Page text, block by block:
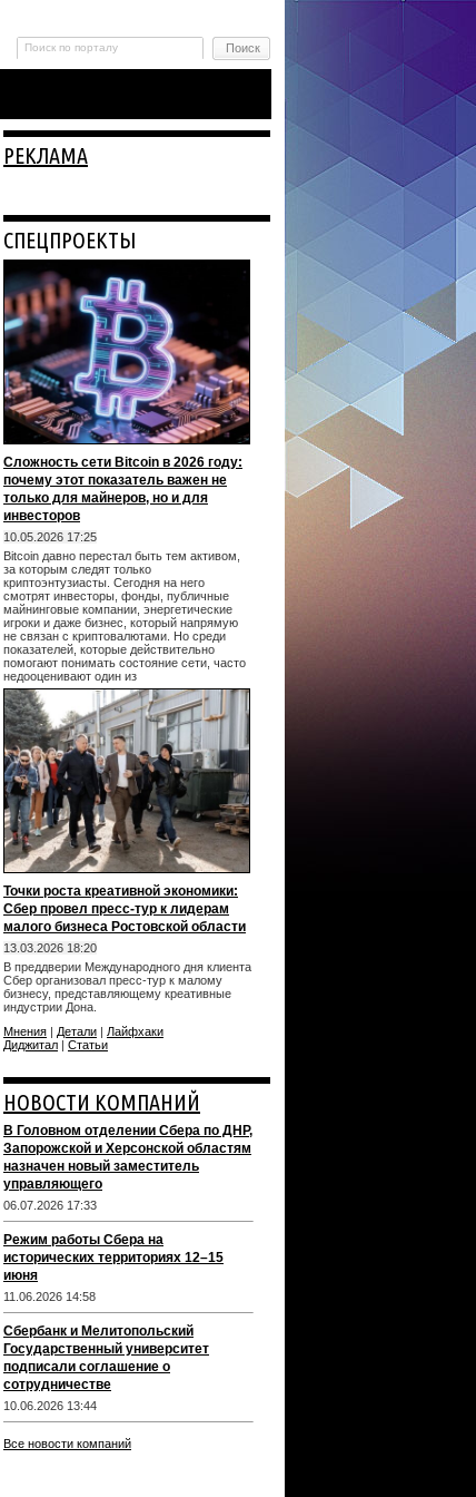
РЕКЛАМА
СПЕЦПРОЕКТЫ
Сложность сети Bitcoin в 2026 году:
почему этот показатель важен не
только для майнеров, но и для
инвесторов
10.05.2026 17:25
Bitcoin давно перестал быть тем активом,
за которым следят только
криптоэнтузиасты. Сегодня на него
смотрят инвесторы, фонды, публичные
майнинговые компании, энергетические
игроки и даже бизнес, который напрямую
не связан с криптовалютами. Но среди
показателей, которые действительно
помогают понимать состояние сети, часто
недооценивают один из
Точки роста креативной экономики:
Сбер провел пресс-тур к лидерам
малого бизнеса Ростовской области
13.03.2026 18:20
В преддверии Международного дня клиента
Сбер организовал пресс-тур к малому
бизнесу, представляющему креативные
индустрии Дона.
Мнения | Детали | Лайфхаки
Диджитал | Статьи
НОВОСТИ КОМПАНИЙ
В Головном отделении Сбера по ДНР,
Запорожской и Херсонской областям
назначен новый заместитель
управляющего
06.07.2026 17:33
Режим работы Сбера на
исторических территориях 12–15
июня
11.06.2026 14:58
Сбербанк и Мелитопольский
Государственный университет
подписали соглашение о
сотрудничестве
10.06.2026 13:44
Все новости компаний